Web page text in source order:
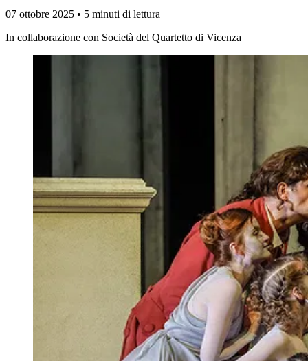
07 ottobre 2025 • 5 minuti di lettura
In collaborazione con Società del Quartetto di Vicenza